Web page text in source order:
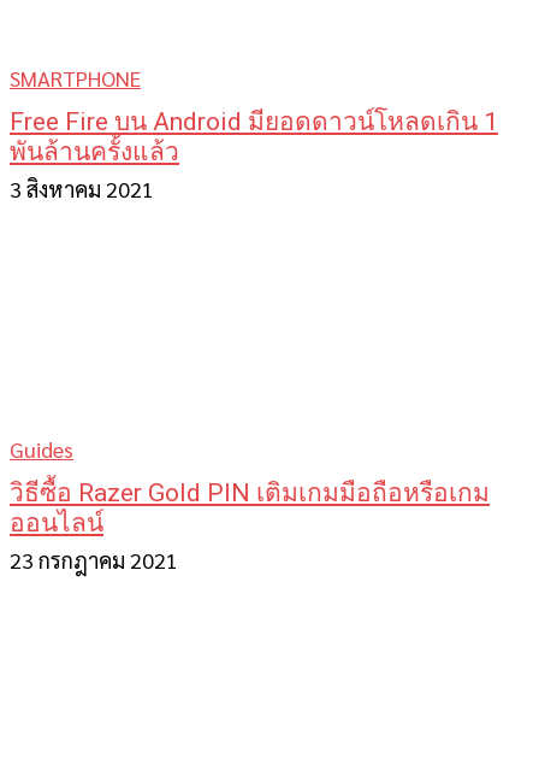
SMARTPHONE
Free Fire บน Android มียอดดาวน์โหลดเกิน 1
พันล้านครั้งแล้ว
3 สิงหาคม 2021
Guides
วิธีซื้อ Razer Gold PIN เติมเกมมือถือหรือเกม
ออนไลน์
23 กรกฎาคม 2021